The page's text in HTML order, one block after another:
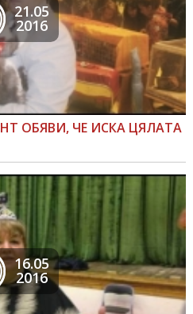
21.05
2016
ОБЯВИ, ЧЕ ИСКА ЦЯЛАТА
16.05
2016